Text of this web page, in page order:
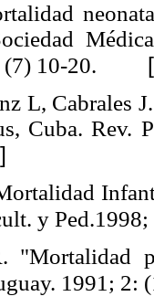
10-20.
L, Cabrales
Cuba. Rev.
]
y
"Mortalidad
1991; 2: